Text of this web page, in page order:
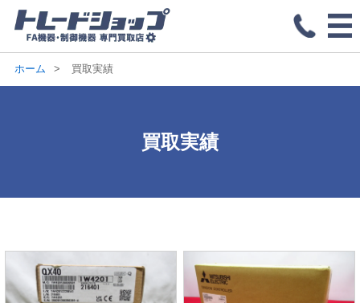
ホーム 買取実績
買取実績